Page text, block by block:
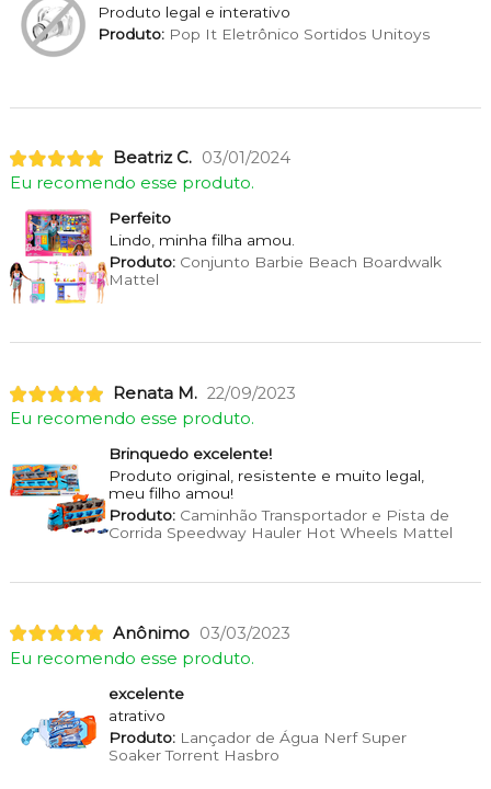
Produto legal e interativo
Produto:Pop It Eletrônico Sortidos Unitoys
Beatriz C. 03/01/2024
Eu recomendo esse produto.
Perfeito
Lindo, minha filha amou.
Produto:Conjunto Barbie Beach Boardwalk
Mattel
Renata M. 22/09/2023
Eu recomendo esse produto.
Brinquedo excelente!
Produto original, resistente e muito legal,
meu filho amou!
Produto:Caminhão Transportador e Pista de
Corrida Speedway Hauler Hot Wheels Mattel
Anônimo 03/03/2023
Eu recomendo esse produto.
excelente
atrativo
Produto:Lançador de Água Nerf Super
Soaker Torrent Hasbro